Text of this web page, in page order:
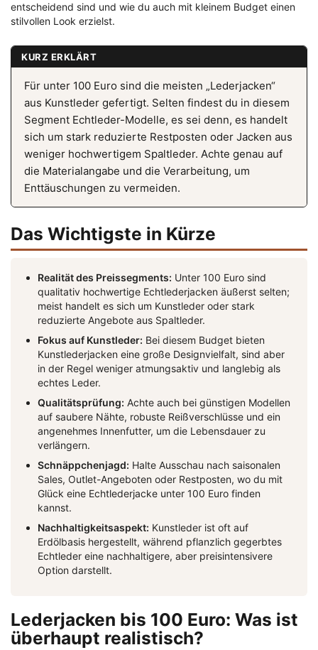
entscheidend sind und wie du auch mit kleinem Budget einen
stilvollen Look erzielst.
KURZ ERKLÄRT
Für unter 100 Euro sind die meisten „Lederjacken“
aus Kunstleder gefertigt. Selten findest du in diesem
Segment Echtleder-Modelle, es sei denn, es handelt
sich um stark reduzierte Restposten oder Jacken aus
weniger hochwertigem Spaltleder. Achte genau auf
die Materialangabe und die Verarbeitung, um
Enttäuschungen zu vermeiden.
Das Wichtigste in Kürze
Realität des Preissegments: Unter 100 Euro sind
qualitativ hochwertige Echtlederjacken äußerst selten;
meist handelt es sich um Kunstleder oder stark
reduzierte Angebote aus Spaltleder.
Fokus auf Kunstleder: Bei diesem Budget bieten
Kunstlederjacken eine große Designvielfalt, sind aber
in der Regel weniger atmungsaktiv und langlebig als
echtes Leder.
Qualitätsprüfung: Achte auch bei günstigen Modellen
auf saubere Nähte, robuste Reißverschlüsse und ein
angenehmes Innenfutter, um die Lebensdauer zu
verlängern.
Schnäppchenjagd: Halte Ausschau nach saisonalen
Sales, Outlet-Angeboten oder Restposten, wo du mit
Glück eine Echtlederjacke unter 100 Euro finden
kannst.
Nachhaltigkeitsaspekt: Kunstleder ist oft auf
Erdölbasis hergestellt, während pflanzlich gegerbtes
Echtleder eine nachhaltigere, aber preisintensivere
Option darstellt.
Lederjacken bis 100 Euro: Was ist
überhaupt realistisch?